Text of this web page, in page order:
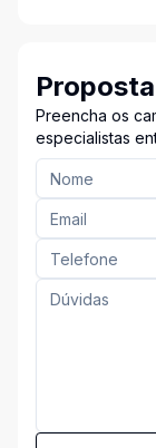
Proposta
Preencha os
especialistas